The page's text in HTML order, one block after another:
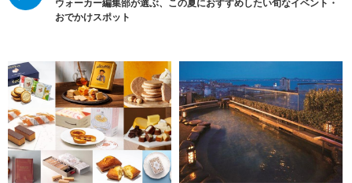
おでかけスポット